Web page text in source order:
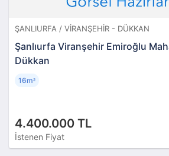
ŞANLIURFA / VIRANŞEHIR - DÜKKAN
Şanlıurfa Viranşehir Emiroğlu
Dükkan
4.400.000 TL
İstenen Fiyat
16m²